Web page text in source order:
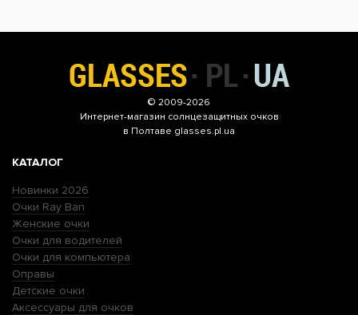
© 2009-2026
Интернет-магазин солнцезащитных очков
в Полтаве glasses.pl.ua
КАТАЛОГ
Новинки 2026
Очки Ray Ban
Женские очки
Очки для водителей
Очки для компьютера
Оправы
Детские очки
Аксессуары для очков